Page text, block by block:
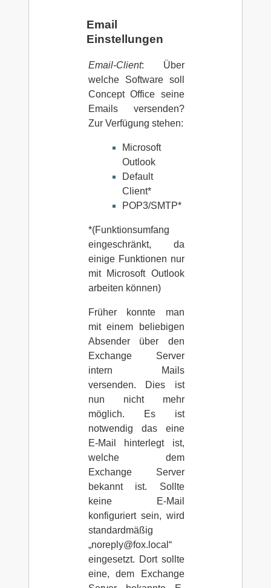
Email
Einstellungen
Email-Client: Über
welche Software soll
Concept Office seine
Emails versenden?
Zur Verfügung stehen:
Microsoft
Outlook
Default
Client*
POP3/SMTP*
*(Funktionsumfang
eingeschränkt, da
einige Funktionen nur
mit Microsoft Outlook
arbeiten können)
Früher konnte man
mit einem beliebigen
Absender über den
Exchange Server
intern Mails
versenden. Dies ist
nun nicht mehr
möglich. Es ist
notwendig das eine
E-Mail hinterlegt ist,
welche dem
Exchange Server
bekannt ist. Sollte
keine E-Mail
konfiguriert sein, wird
standardmäßig
„noreply@fox.local“
eingesetzt. Dort sollte
eine, dem Exchange